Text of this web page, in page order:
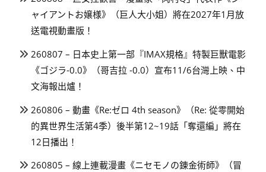
ャイアントお嬢様》（巨人大小姐）將在2027年1月放
送電視動畫版！
260807 – 日本史上第一部『IMAX規格』特製巨獸電影
《ゴジラ-0.0》（哥吉拉 -0.0）宣布11/6台灣上映、中
文海報出爐！
260806 – 動畫《Re:ゼロ 4th season》（Re: 從零開始
的異世界生活第4季）後半第12~19話「奪還編」將在
12日播出！
260805 – 線上連載漫畫《ニセモノの錬金術師》（冒